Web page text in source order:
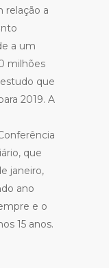
relação a
a um
milhões
que
2019. A
que
janeiro,
ano
e o
15 anos.